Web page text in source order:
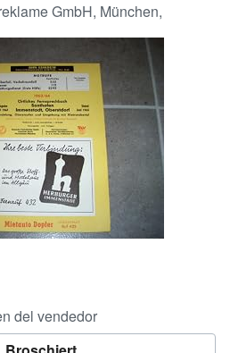
CERRAR
GmbH, München,
del vendedor